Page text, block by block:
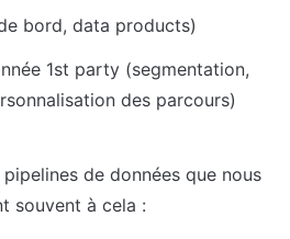
bord, data products)
1st party (segmentation,
des parcours)
de données que nous
souvent à cela :